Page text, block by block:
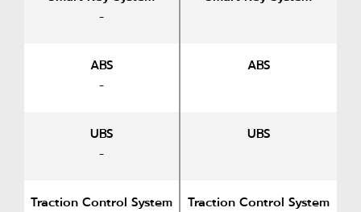
-
ABS
-
ABS
UBS
-
UBS
Traction Control System
Traction Control System